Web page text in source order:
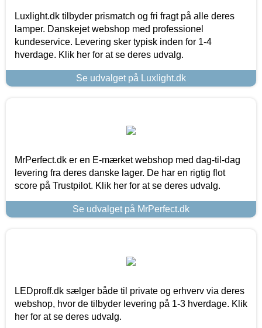
Luxlight.dk tilbyder prismatch og fri fragt på alle deres
lamper. Danskejet webshop med professionel
kundeservice. Levering sker typisk inden for 1-4
hverdage. Klik her for at se deres udvalg.
Se udvalget på Luxlight.dk
MrPerfect.dk er en E-mærket webshop med dag-til-dag
levering fra deres danske lager. De har en rigtig flot
score på Trustpilot. Klik her for at se deres udvalg.
Se udvalget på MrPerfect.dk
LEDproff.dk sælger både til private og erhverv via deres
webshop, hvor de tilbyder levering på 1-3 hverdage. Klik
her for at se deres udvalg.